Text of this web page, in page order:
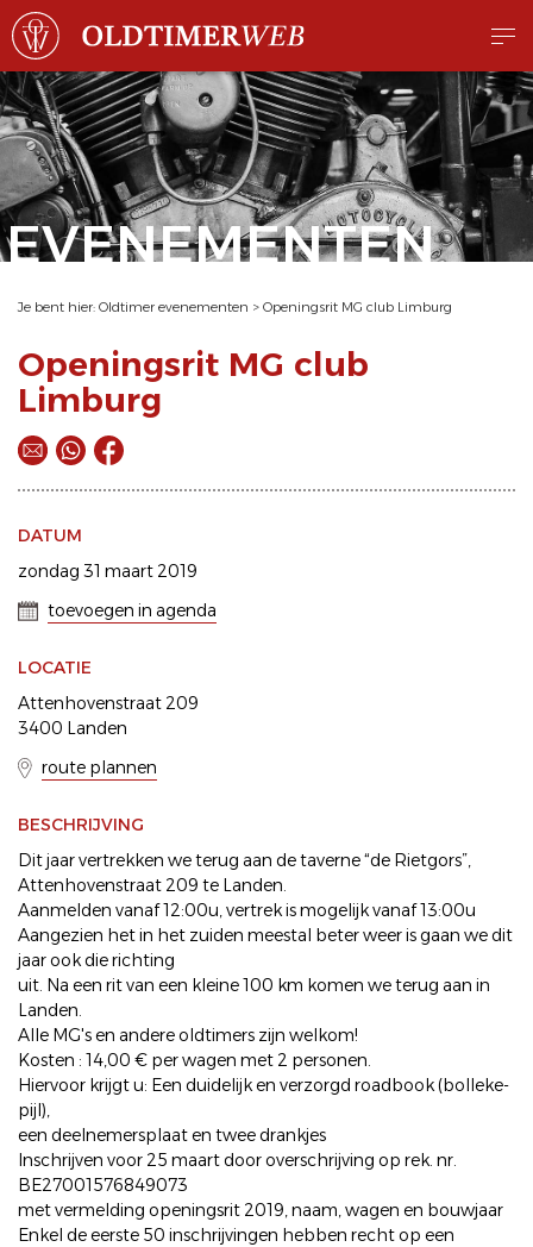
EVENEMENTEN
Je bent hier: Oldtimer evenementen > Openingsrit MG club Limburg
Openingsrit MG club
Limburg
DATUM
zondag 31 maart 2019
toevoegen in agenda
LOCATIE
Attenhovenstraat 209
3400 Landen
route plannen
BESCHRIJVING
Dit jaar vertrekken we terug aan de taverne “de Rietgors”,
Attenhovenstraat 209 te Landen.
Aanmelden vanaf 12:00u, vertrek is mogelijk vanaf 13:00u
Aangezien het in het zuiden meestal beter weer is gaan we dit
jaar ook die richting
uit. Na een rit van een kleine 100 km komen we terug aan in
Landen.
Alle MG's en andere oldtimers zijn welkom!
Kosten : 14,00 € per wagen met 2 personen.
Hiervoor krijgt u: Een duidelijk en verzorgd roadbook (bolleke-
pijl),
een deelnemersplaat en twee drankjes
Inschrijven voor 25 maart door overschrijving op rek. nr.
BE27001576849073
met vermelding openingsrit 2019, naam, wagen en bouwjaar
Enkel de eerste 50 inschrijvingen hebben recht op een